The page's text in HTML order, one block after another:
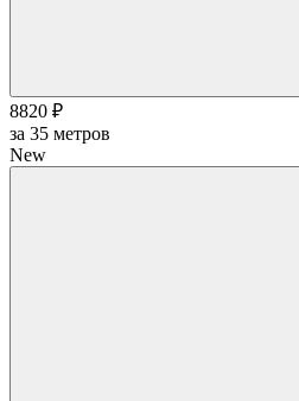
8820 ₽
за 35 метров
New